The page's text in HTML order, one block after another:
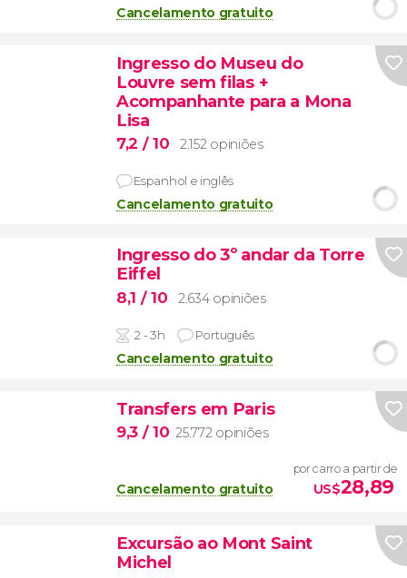
Cancelamento gratuito
Ingresso do Museu do
Louvre sem filas +
Acompanhante para a Mona
Lisa
7,2 / 10 2.152 opiniões
Espanhol e inglês
Cancelamento gratuito
Ingresso do 3º andar da Torre
Eiffel
8,1 / 10 2.634 opiniões
2 - 3h Português
Cancelamento gratuito
Transfers em Paris
9,3 / 10 25.772 opiniões
Cancelamento gratuito
por carro a partir de
US$28,89
Excursão ao Mont Saint
Michel